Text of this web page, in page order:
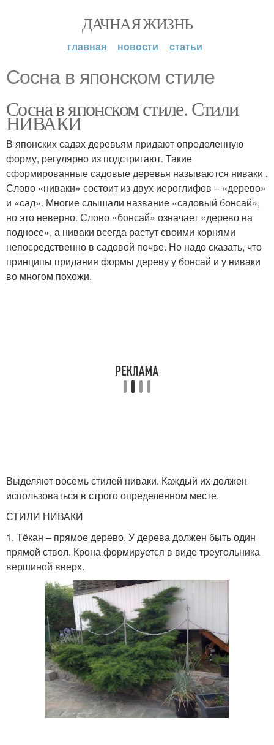
ДАЧНАЯ ЖИЗНЬ
главная новости статьи
Сосна в японском стиле
Сосна в японском стиле. Стили
НИВАКИ
В японских садах деревьям придают определенную
форму, регулярно из подстригают. Такие
сформированные садовые деревья называются ниваки .
Слово «ниваки» состоит из двух иероглифов – «дерево»
и «сад». Многие слышали название «садовый бонсай»,
но это неверно. Слово «бонсай» означает «дерево на
подносе», а ниваки всегда растут своими корнями
непосредственно в садовой почве. Но надо сказать, что
принципы придания формы дереву у бонсай и у ниваки
во многом похожи.
Выделяют восемь стилей ниваки. Каждый их должен
использоваться в строго определенном месте.
СТИЛИ НИВАКИ
1. Тёкан – прямое дерево. У дерева должен быть один
прямой ствол. Крона формируется в виде треугольника
вершиной вверх.